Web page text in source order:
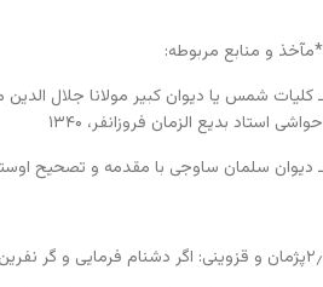
*مآخذ و منابع مربوطه:
ـ کلیات شمس یا دیوان کبیر مولانا جلال
حواشی استاد بدیع الزمان فروزانفر، ۱۳۴۰
ـ دیوان سلمان ساوجی با مقدمه و تصحیح
۲٫پژمان و قزوینی: اگر دشنام فرمایی و گر نفرین، دعا گویم…